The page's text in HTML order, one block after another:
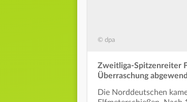
© dpa
Zweitliga-Spitzenreiter
Überraschung
Die Norddeutschen